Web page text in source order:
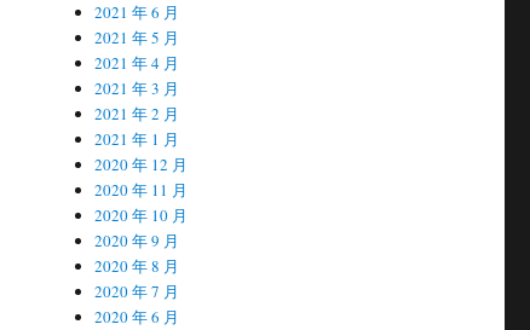
2021 年 6 月
2021 年 5 月
2021 年 4 月
2021 年 3 月
2021 年 2 月
2021 年 1 月
2020 年 12 月
2020 年 11 月
2020 年 10 月
2020 年 9 月
2020 年 8 月
2020 年 7 月
2020 年 6 月